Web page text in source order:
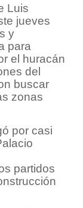
Luis
jueves
y
para
el huracán
del
buscar
zonas
por casi
partidos